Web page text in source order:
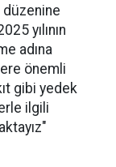
düzenine
yılının
adına
önemli
gibi yedek
ilgili